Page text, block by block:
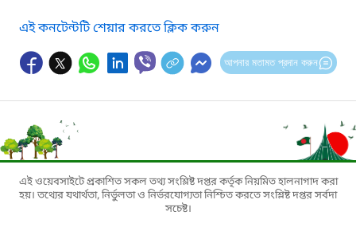
এই কনটেন্টটি শেয়ার করতে ক্লিক করুন
আপনার মতামত প্রদান করুন
এই ওয়েবসাইটে প্রকাশিত সকল তথ্য সংশ্লিষ্ট দপ্তর কর্তৃক নিয়মিত হালনাগাদ করা
হয়। তথ্যের যথার্থতা, নির্ভুলতা ও নির্ভরযোগ্যতা নিশ্চিত করতে সংশ্লিষ্ট দপ্তর সর্বদা
সচেষ্ট।